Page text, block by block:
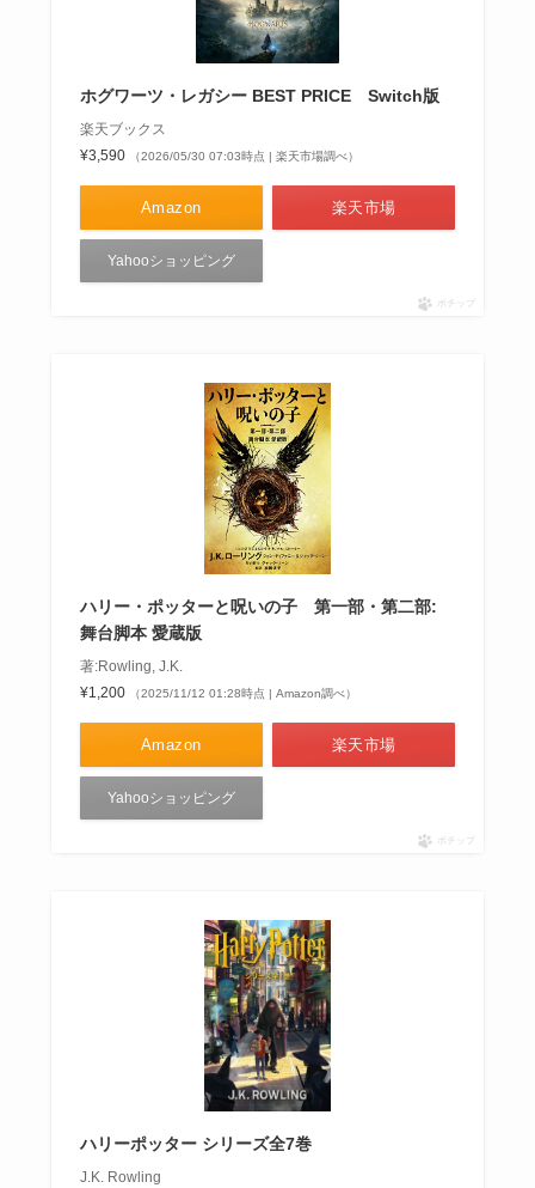
ホグワーツ・レガシー BEST PRICE Switch版
楽天ブックス
¥3,590
（2026/05/30 07:03時点 | 楽天市場調べ）
Amazon 楽天市場
Yahooショッピング
ポチップ
ハリー・ポッターと呪いの子 第一部・第二部:
舞台脚本 愛蔵版
著:Rowling, J.K.
¥1,200
（2025/11/12 01:28時点 | Amazon調べ）
Amazon 楽天市場
Yahooショッピング
ポチップ
ハリーポッター シリーズ全7巻
J.K. Rowling